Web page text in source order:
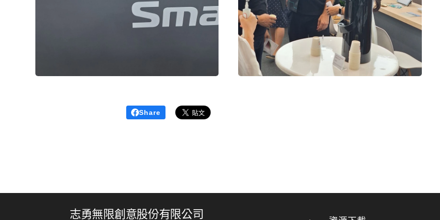
Share
志勇無限創意股份有限公司